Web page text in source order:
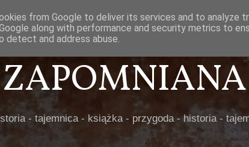
- tajemnica - książka - przygoda - historia -
from Google to deliver its services and to analyze
along with performance and security metrics to
detect and address abuse.